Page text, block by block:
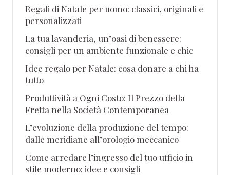
Regali di Natale per uomo: classici, originali e
personalizzati
La tua lavanderia, un’oasi di benessere:
consigli per un ambiente funzionale e chic
Idee regalo per Natale: cosa donare a chi ha
tutto
Produttività a Ogni Costo: Il Prezzo della
Fretta nella Società Contemporanea
L’evoluzione della produzione del tempo:
dalle meridiane all’orologio meccanico
Come arredare l’ingresso del tuo ufficio in
stile moderno: idee e consigli